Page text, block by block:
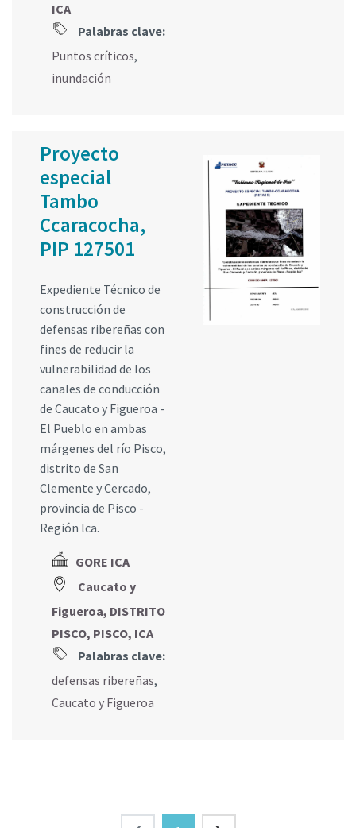
ICA
Palabras clave:
Puntos críticos,
inundación
Proyecto
especial
Tambo
Ccaracocha,
PIP 127501
Expediente Técnico de
construcción de
defensas ribereñas con
fines de reducir la
vulnerabilidad de los
canales de conducción
de Caucato y Figueroa -
El Pueblo en ambas
márgenes del río Pisco,
distrito de San
Clemente y Cercado,
provincia de Pisco -
Región lca.
GORE ICA
Caucato y
Figueroa, DISTRITO
PISCO, PISCO, ICA
Palabras clave:
defensas ribereñas,
Caucato y Figueroa